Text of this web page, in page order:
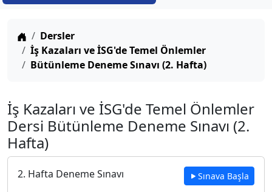
Anasayfa
Dersler
İş Kazaları ve İSG'de Temel Önlemler
Bütünleme Deneme Sınavı (2. Hafta)
İş Kazaları ve İSG'de Temel Önlemler
Dersi Bütünleme Deneme Sınavı (2.
Hafta)
2. Hafta Deneme Sınavı Sınava Başla